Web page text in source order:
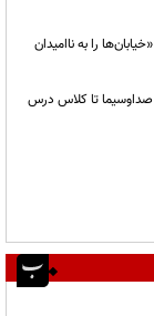
را به ناامیدان
صداوسیما تا کلاس درس